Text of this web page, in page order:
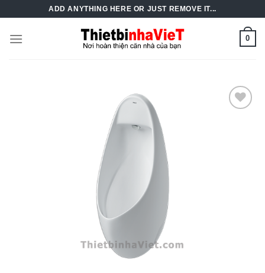
content
ADD ANYTHING HERE OR JUST REMOVE IT...
0